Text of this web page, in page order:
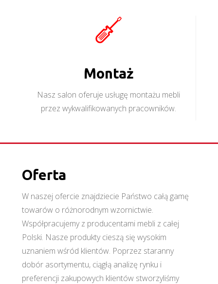
Montaż
Nasz salon oferuje usługę montażu mebli
przez wykwalifikowanych pracowników.
Oferta
W naszej ofercie znajdziecie Państwo całą gamę
towarów o różnorodnym wzornictwie.
Współpracujemy z producentami mebli z całej
Polski. Nasze produkty cieszą się wysokim
uznaniem wśród klientów. Poprzez staranny
dobór asortymentu, ciągłą analizę rynku i
preferencji zakupowych klientów stworzyliśmy